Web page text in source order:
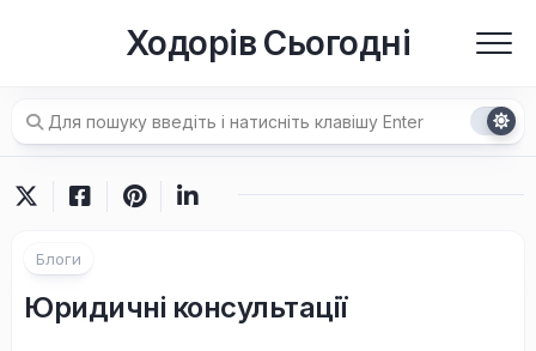
Ходорів Сьогодні
Блоги
Юридичні консультації